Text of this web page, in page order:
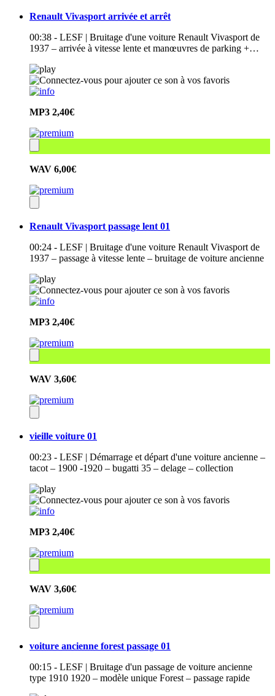
Renault Vivasport arrivée et arrêt
00:38 - LESF | Bruitage d'une voiture Renault Vivasport de
1937 – arrivée à vitesse lente et manœuvres de parking +…
MP3 2,40€
WAV 6,00€
Renault Vivasport passage lent 01
00:24 - LESF | Bruitage d'une voiture Renault Vivasport de
1937 – passage à vitesse lente – bruitage de voiture ancienne
MP3 2,40€
WAV 3,60€
vieille voiture 01
00:23 - LESF | Démarrage et départ d'une voiture ancienne –
tacot – 1900 -1920 – bugatti 35 – delage – collection
MP3 2,40€
WAV 3,60€
voiture ancienne forest passage 01
00:15 - LESF | Bruitage d'un passage de voiture ancienne
type 1910 1920 – modèle unique Forest – passage rapide